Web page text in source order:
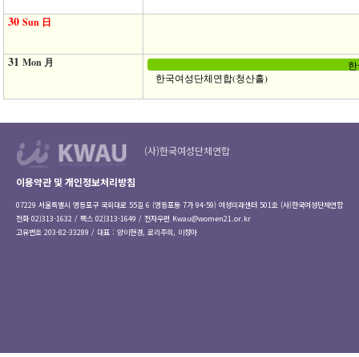
30 Sun 日
31 Mon 月
한국여성단체연합(청산홀)
(사)한국여성단체연합
이용약관 및 개인정보처리방침
07229 서울특별시 영등포구 국회대로 55길 6 (영등포동 7가 94-59) 여성미래센터 501호 (사)한국여성단체연합
전화 02)313-1632 / 팩스 02)313-1649 / 전자우편 Kwau@women21.or.kr
고유번호 203-82-33289 / 대표 : 양이현경, 로리주희, 이정아